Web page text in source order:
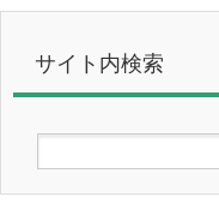
サイト内検索